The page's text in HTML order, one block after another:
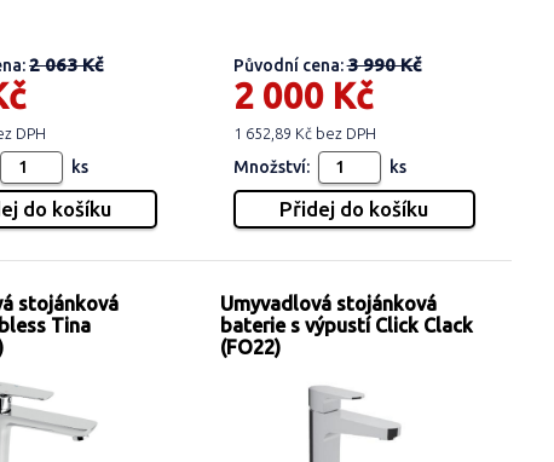
2 063 Kč
DPH
ks
Původní cena:3 990 Kč
2 000 Kč
1 652,89 Kč bez DPH
Množství: ks
stojánková
Tina
Umyvadlová stojánková
baterie s výpustí Click Clack
(FO22)